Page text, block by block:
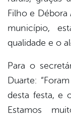
Filho e
município,
qualidade e o
Para o
Duarte:
desta festa, e
Estamos